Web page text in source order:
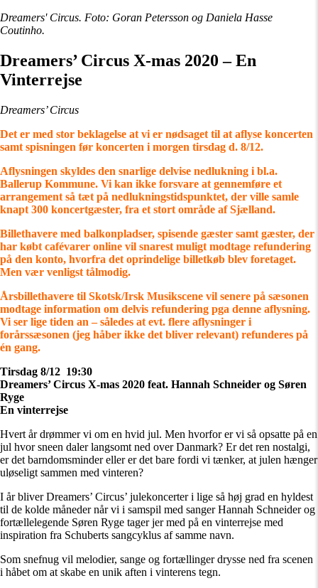
Dreamers' Circus. Foto: Goran Petersson og Daniela Hasse
Coutinho.
Dreamers’ Circus X-mas 2020 – En
Vinterrejse
Dreamers’ Circus
Det er med stor beklagelse at vi er nødsaget til at aflyse koncerten
samt spisningen før koncerten i morgen tirsdag d. 8/12.
Aflysningen skyldes den snarlige delvise nedlukning i bl.a.
Ballerup Kommune. Vi kan ikke forsvare at gennemføre et
arrangement så tæt på nedlukningstidspunktet, der ville samle
knapt 300 koncertgæster, fra et stort område af Sjælland.
Billethavere med balkonpladser, spisende gæster samt gæster, der
har købt cafévarer online vil snarest muligt modtage refundering
på den konto, hvorfra det oprindelige billetkøb blev foretaget.
Men vær venligst tålmodig.
Årsbillethavere til Skotsk/Irsk Musikscene vil senere på sæsonen
modtage information om delvis refundering pga denne aflysning.
Vi ser lige tiden an – således at evt. flere aflysninger i
forårssæsonen (jeg håber ikke det bliver relevant) refunderes på
én gang.
Tirsdag 8/12 19:30
Dreamers’ Circus X-mas 2020 feat. Hannah Schneider og Søren
Ryge
En vinterrejse
Hvert år drømmer vi om en hvid jul. Men hvorfor er vi så opsatte på en
jul hvor sneen daler langsomt ned over Danmark? Er det ren nostalgi,
er det barndomsminder eller er det bare fordi vi tænker, at julen hænger
uløseligt sammen med vinteren?
I år bliver Dreamers’ Circus’ julekoncerter i lige så høj grad en hyldest
til de kolde måneder når vi i samspil med sanger Hannah Schneider og
fortællelegende Søren Ryge tager jer med på en vinterrejse med
inspiration fra Schuberts sangcyklus af samme navn.
Som snefnug vil melodier, sange og fortællinger drysse ned fra scenen
i håbet om at skabe en unik aften i vinterens tegn.